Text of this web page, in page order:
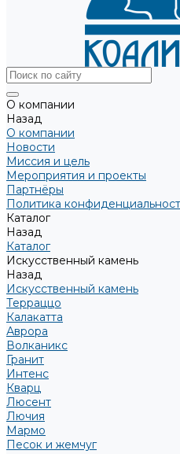
О компании
Назад
О компании
Новости
Миссия и цель
Мероприятия и проекты
Партнёры
Политика
Каталог
Назад
Каталог
Искусственный камень
Назад
Искусственный камень
Терраццо
Калакатта
Аврора
Волканикс
Гранит
Интенс
Кварц
Люсент
Лючия
Мармо
Песок и жемчуг